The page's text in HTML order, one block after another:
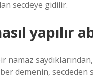
secdeye gidilir.
yapılır
namaz
demenin,